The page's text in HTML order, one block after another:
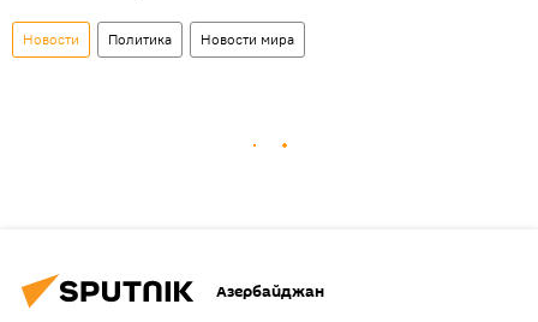
Новости Политика Новости мира
Азербайджан